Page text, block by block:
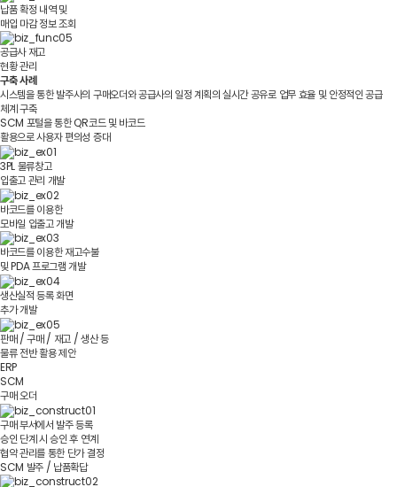
납품 확정 내역 및
매입 마감 정보 조회
공급사 재고
현황 관리
구축 사례
시스템을 통한 발주사의 구매오더와 공급사의 일정 계획의 실시간 공유로 업무 효율 및 안정적인 공급
체계 구축
SCM 포털을 통한 QR코드 및 바코드
활용으로 사용자 편의성 증대
3PL 물류창고
입출고 관리 개발
바코드를 이용한
모바일 입출고 개발
바코드를 이용한 재고수불
및 PDA 프로그램 개발
생산실적 등록 화면
추가 개발
판매 / 구매 / 재고 / 생산 등
물류 전반 활용 제안
ERP
SCM
구매 오더
구매 부서에서 발주 등록
승인 단계 시 승인 후 연계
협약 관리를 통한 단가 결정
SCM 발주 / 납품확답